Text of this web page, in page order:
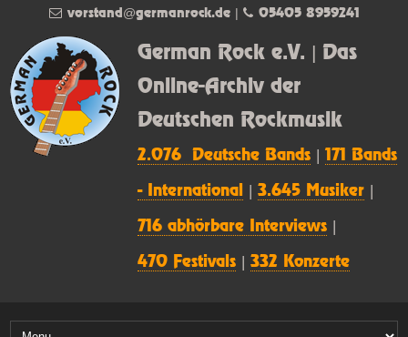
German Rock e.V. | Das
Online-Archiv der
Deutschen Rockmusik
2.076 Deutsche Bands |171 Bands
- International |3.645 Musiker
716 abhörbare Interviews
470 Festivals |332 Konzerte
vorstand@germanrock.de| 05405 8959241